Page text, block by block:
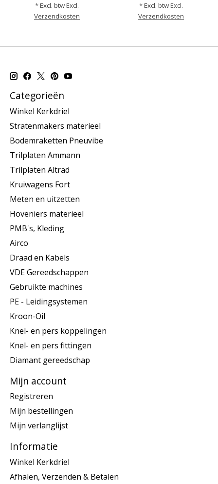
* Excl. btw Excl.
Verzendkosten
* Excl. btw Excl.
Verzendkosten
Categorieën
Winkel Kerkdriel
Stratenmakers materieel
Bodemraketten Pneuvibe
Trilplaten Ammann
Trilplaten Altrad
Kruiwagens Fort
Meten en uitzetten
Hoveniers materieel
PMB's, Kleding
Airco
Draad en Kabels
VDE Gereedschappen
Gebruikte machines
PE - Leidingsystemen
Kroon-Oil
Knel- en pers koppelingen
Knel- en pers fittingen
Diamant gereedschap
Mijn account
Registreren
Mijn bestellingen
Mijn verlanglijst
Informatie
Winkel Kerkdriel
Afhalen, Verzenden & Betalen